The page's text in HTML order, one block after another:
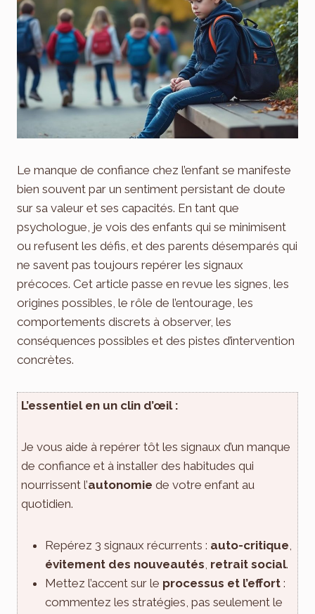
Le manque de confiance chez l’enfant se manifeste
bien souvent par un sentiment persistant de doute
sur sa valeur et ses capacités. En tant que
psychologue, je vois des enfants qui se minimisent
ou refusent les défis, et des parents désemparés qui
ne savent pas toujours repérer les signaux
précoces. Cet article passe en revue les signes, les
origines possibles, le rôle de l’entourage, les
comportements discrets à observer, les
conséquences possibles et des pistes d’intervention
concrètes.
L’essentiel en un clin d’œil :
Je vous aide à repérer tôt les signaux d’un manque
de confiance et à installer des habitudes qui
nourrissent l’autonomie de votre enfant au
quotidien.
Repérez 3 signaux récurrents : auto-critique
évitement des nouveautés retrait social.
Mettez l’accent sur le processus et l’effort :
commentez les stratégies, pas seulement le